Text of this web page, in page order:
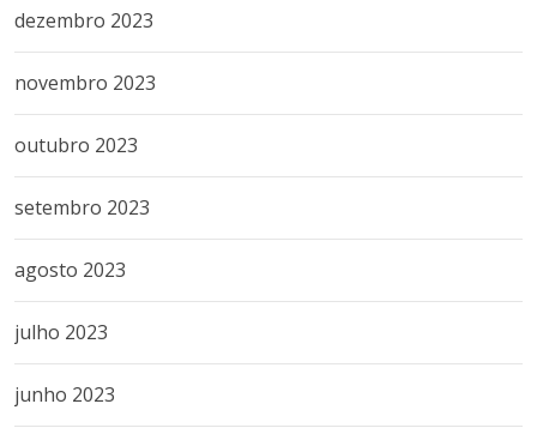
dezembro 2023
novembro 2023
outubro 2023
setembro 2023
agosto 2023
julho 2023
junho 2023